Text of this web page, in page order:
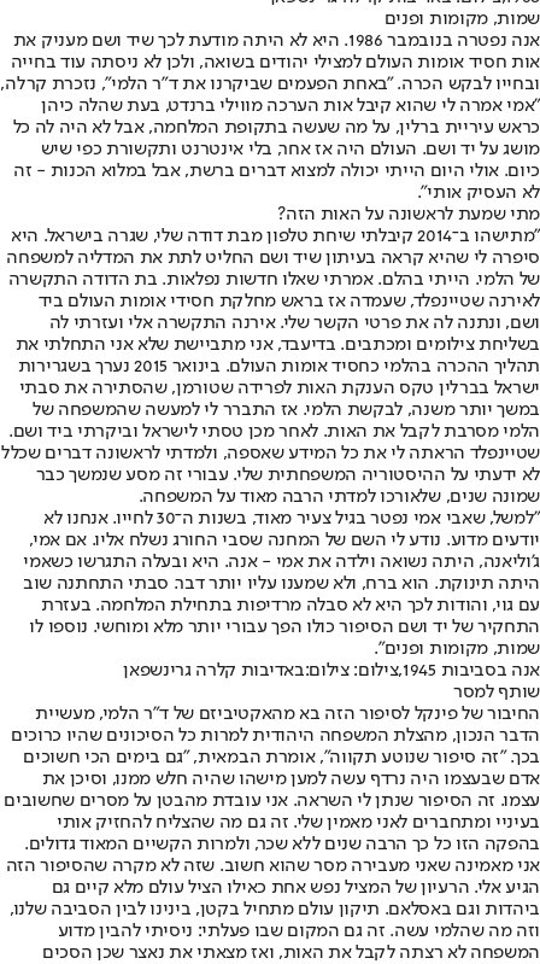
שמות, מקומות ופנים
אנה נפטרה בנובמבר 1986. היא לא היתה מודעת לכך שיד ושם מעניק את
אות חסיד אומות העולם למצילי יהודים בשואה, ולכן לא ניסתה עוד בחייה
ובחייו לבקש הכרה. "באחת הפעמים שביקרנו את ד"ר הלמי", נזכרת קרלה,
"אמי אמרה לי שהוא קיבל אות הערכה מווילי ברנדט, בעת שהלה כיהן
כראש עיריית ברלין, על מה שעשה בתקופת המלחמה, אבל לא היה לה כל
מושג על יד ושם. העולם היה אז אחר, בלי אינטרנט ותקשורת כפי שיש
כיום. אולי היום הייתי יכולה למצוא דברים ברשת, אבל במלוא הכנות - זה
לא העסיק אותי".
מתי שמעת לראשונה על האות הזה?
"מתישהו ב־2014 קיבלתי שיחת טלפון מבת דודה שלי, שגרה בישראל. היא
סיפרה לי שהיא קראה בעיתון שיד ושם החליט לתת את המדליה למשפחה
של הלמי. הייתי בהלם. אמרתי שאלו חדשות נפלאות. בת הדודה התקשרה
לאירנה שטיינפלד, שעמדה אז בראש מחלקת חסידי אומות העולם ביד
ושם, ונתנה לה את פרטי הקשר שלי. אירנה התקשרה אלי ועזרתי לה
בשליחת צילומים ומכתבים. בדיעבד, אני מתביישת שלא אני התחלתי את
תהליך ההכרה בהלמי כחסיד אומות העולם. בינואר 2015 נערך בשגרירות
ישראל בברלין טקס הענקת האות לפרידה שטורמן, שהסתירה את סבתי
במשך יותר משנה, לבקשת הלמי. אז התברר לי למעשה שהמשפחה של
הלמי מסרבת לקבל את האות. לאחר מכן טסתי לישראל וביקרתי ביד ושם.
שטיינפלד הראתה לי את כל המידע שאספה, ולמדתי לראשונה דברים שכלל
לא ידעתי על ההיסטוריה המשפחתית שלי. עבורי זה מסע שנמשך כבר
שמונה שנים, שלאורכו למדתי הרבה מאוד על המשפחה.
"למשל, שאבי אמי נפטר בגיל צעיר מאוד, בשנות ה־30 לחייו. אנחנו לא
יודעים מדוע. נודע לי השם של המחנה שסבי החורג נשלח אליו. אם אמי,
ג'וליאנה, היתה נשואה וילדה את אמי - אנה. היא ובעלה התגרשו כשאמי
היתה תינוקת. הוא ברח, ולא שמענו עליו יותר דבר. סבתי התחתנה שוב
עם גוי, והודות לכך היא לא סבלה מרדיפות בתחילת המלחמה. בעזרת
התחקיר של יד ושם הסיפור כולו הפך עבורי יותר מלא ומוחשי. נוספו לו
שמות, מקומות ופנים".
אנה בסביבות 1945,צילום: צילום:באדיבות קלרה גרינשפאן
שותף למסר
החיבור של פינקל לסיפור הזה בא מהאקטיביזם של ד"ר הלמי, מעשיית
הדבר הנכון, מהצלת המשפחה היהודית למרות כל הסיכונים שהיו כרוכים
בכך. "זה סיפור שנוטע תקווה", אומרת הבמאית, "גם בימים הכי חשוכים
אדם שבעצמו היה נרדף עשה למען מישהו שהיה חלש ממנו, וסיכן את
עצמו. זה הסיפור שנתן לי השראה. אני עובדת מהבטן על מסרים שחשובים
בעיניי ומתחברים לאני מאמין שלי. זה גם מה שהצליח להחזיק אותי
בהפקה הזו כל כך הרבה שנים ללא שכר, ולמרות הקשיים המאוד גדולים.
אני מאמינה שאני מעבירה מסר שהוא חשוב. שזה לא מקרה שהסיפור הזה
הגיע אלי. הרעיון של המציל נפש אחת כאילו הציל עולם מלא קיים גם
ביהדות וגם באסלאם. תיקון עולם מתחיל בקטן, בינינו לבין הסביבה שלנו,
וזה מה שהלמי עשה. זה גם המקום שבו פעלתי: ניסיתי להבין מדוע
המשפחה לא רצתה לקבל את האות, ואז מצאתי את נאצר שכן הסכים